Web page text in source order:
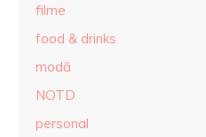
filme
food & drinks
modă
NOTD
personal